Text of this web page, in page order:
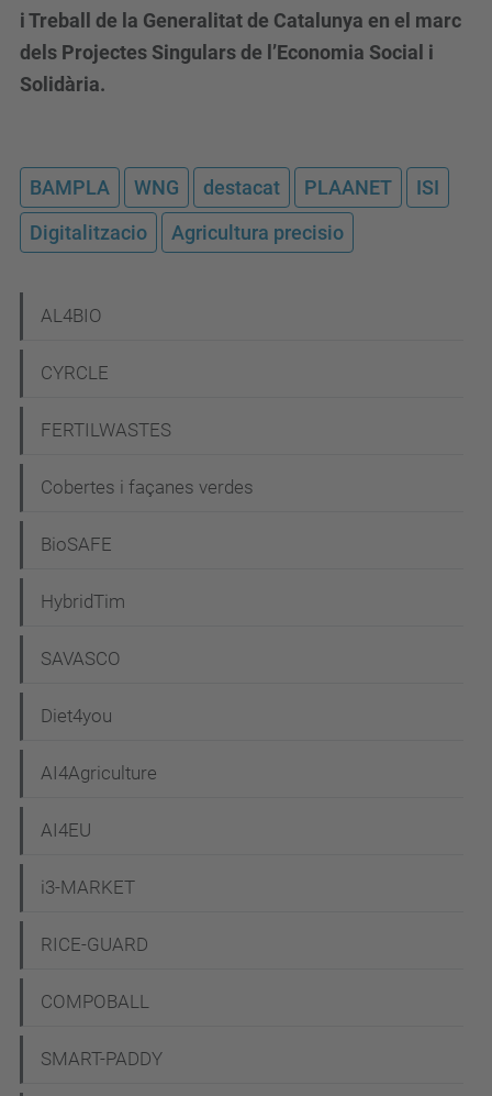
i Treball de la Generalitat de Catalunya en el marc
dels Projectes Singulars de l’Economia Social i
Solidària.
BAMPLA WNG destacat PLAANET
ISI
Digitalitzacio
Agricultura precisio
a
v
g
a
i
ó
AL4BIO
CYRCLE
FERTILWASTES
Cobertes i façanes verdes
BioSAFE
HybridTim
SAVASCO
Diet4you
AI4Agriculture
AI4EU
i3-MARKET
RICE-GUARD
COMPOBALL
SMART-PADDY